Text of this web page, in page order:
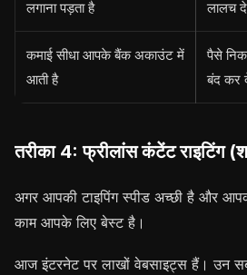
लगाना पड़ता है लालच
कमाई सीधा आपके बैंक अकाउंट में
आती है
पैसे
बंद कर
तरीका 4: फ्रीलांस कंटेंट राइटिंग
अगर आपकी टाइपिंग स्पीड अच्छी है और
काम आपके लिए बेस्ट है।
आज इंटरनेट पर लाखों वेबसाइट्स हैं। उन